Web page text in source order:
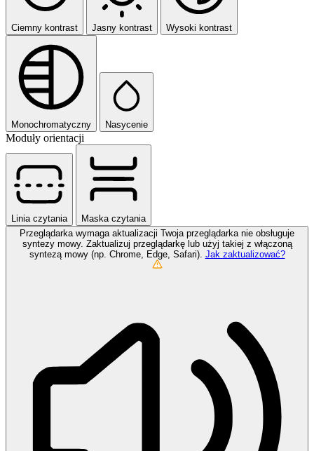
Ciemny kontrast Jasny kontrast Wysoki kontrast
Monochromatyczny Nasycenie
Moduły orientacji
Linia czytania
Maska czytania
Przeglądarka wymaga aktualizacji Twoja przeglądarka nie obsługuje
syntezy mowy. Zaktualizuj przeglądarkę lub użyj takiej z włączoną
syntezą mowy (np. Chrome, Edge, Safari). Jak zaktualizować?